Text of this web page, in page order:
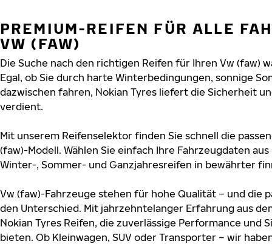
PREMIUM-REIFEN FÜR ALLE
VW (FAW)
Die Suche nach den richtigen Reifen für Ihren Vw (faw)
Egal, ob Sie durch harte Winterbedingungen, sonnige
dazwischen fahren, Nokian Tyres liefert die Sicherheit
verdient.
Mit unserem Reifenselektor finden Sie schnell die
(faw)-Modell. Wählen Sie einfach Ihre Fahrzeugdaten
Winter-, Sommer- und Ganzjahresreifen in bewährter
Vw (faw)-Fahrzeuge stehen für hohe Qualität – und die
den Unterschied. Mit jahrzehntelanger Erfahrung aus
Nokian Tyres Reifen, die zuverlässige Performance und
bieten. Ob Kleinwagen, SUV oder Transporter – wir